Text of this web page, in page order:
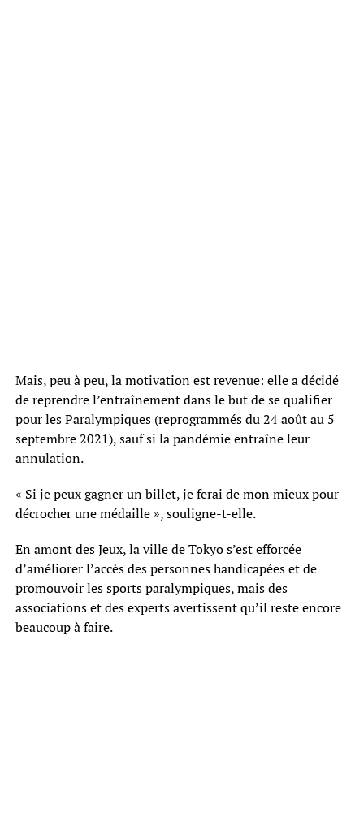
Mais, peu à peu, la motivation est revenue: elle a décidé
de reprendre l’entraînement dans le but de se qualifier
pour les Paralympiques (reprogrammés du 24 août au 5
septembre 2021), sauf si la pandémie entraîne leur
annulation.
« Si je peux gagner un billet, je ferai de mon mieux pour
décrocher une médaille », souligne-t-elle.
En amont des Jeux, la ville de Tokyo s’est efforcée
d’améliorer l’accès des personnes handicapées et de
promouvoir les sports paralympiques, mais des
associations et des experts avertissent qu’il reste encore
beaucoup à faire.